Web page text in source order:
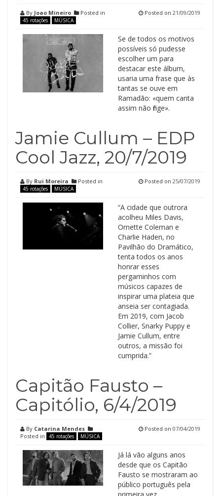
By Joao Mineiro Posted in
45 rotações MÚSICA
Posted on 21/09/2019
Se de todos os motivos
possíveis só pudesse
escolher um para
destacar este álbum,
usaria uma frase que às
tantas se ouve em
Ramadão: «quem canta
assim não finge».
Jamie Cullum – EDP
Cool Jazz, 20/7/2019
By Rui Moreira Posted in
45 rotações MÚSICA
Posted on 25/07/2019
“A cidade que outrora
acolheu Miles Davis,
Ornette Coleman e
Charlie Haden, no
Pavilhão do Dramático,
tenta todos os anos
honrar esses
pergaminhos com
músicos capazes de
inspirar uma plateia que
anseia ser contagiada.
Em 2019, com Jacob
Collier, Snarky Puppy e
Jamie Cullum, entre
outros, a missão foi
cumprida.”
Capitão Fausto –
Capitólio, 6/4/2019
By Catarina Mendes
Posted in
45 rotações MÚSICA
Posted on 07/04/2019
Já lá vão alguns anos
desde que os Capitão
Fausto se mostraram ao
público português pela